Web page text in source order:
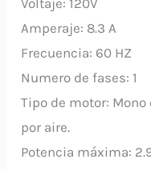
Amperaje: 8.3 A
Frecuencia: 60 HZ
Numero de fases: 1
Tipo de motor:
por aire.
Potencia máxima: